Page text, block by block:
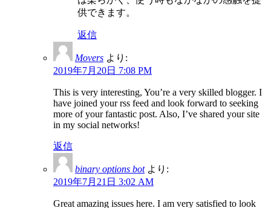
供できます。
返信
Movers より:
2019年7月20日 7:08 PM
This is very interesting, You’re a very skilled blogger. I
have joined your rss feed and look forward to seeking
more of your fantastic post. Also, I’ve shared your site
in my social networks!
返信
binary options bot より:
2019年7月21日 3:02 AM
Great amazing issues here. I am very satisfied to look